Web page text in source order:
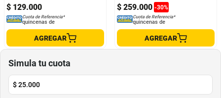
$ 129.000
Cuota de Referencia*
quincenas de
AGREGAR
$ 259.000 -30%
Cuota de Referencia*
quincenas de
AGREGAR
Simula tu cuota
$25.000